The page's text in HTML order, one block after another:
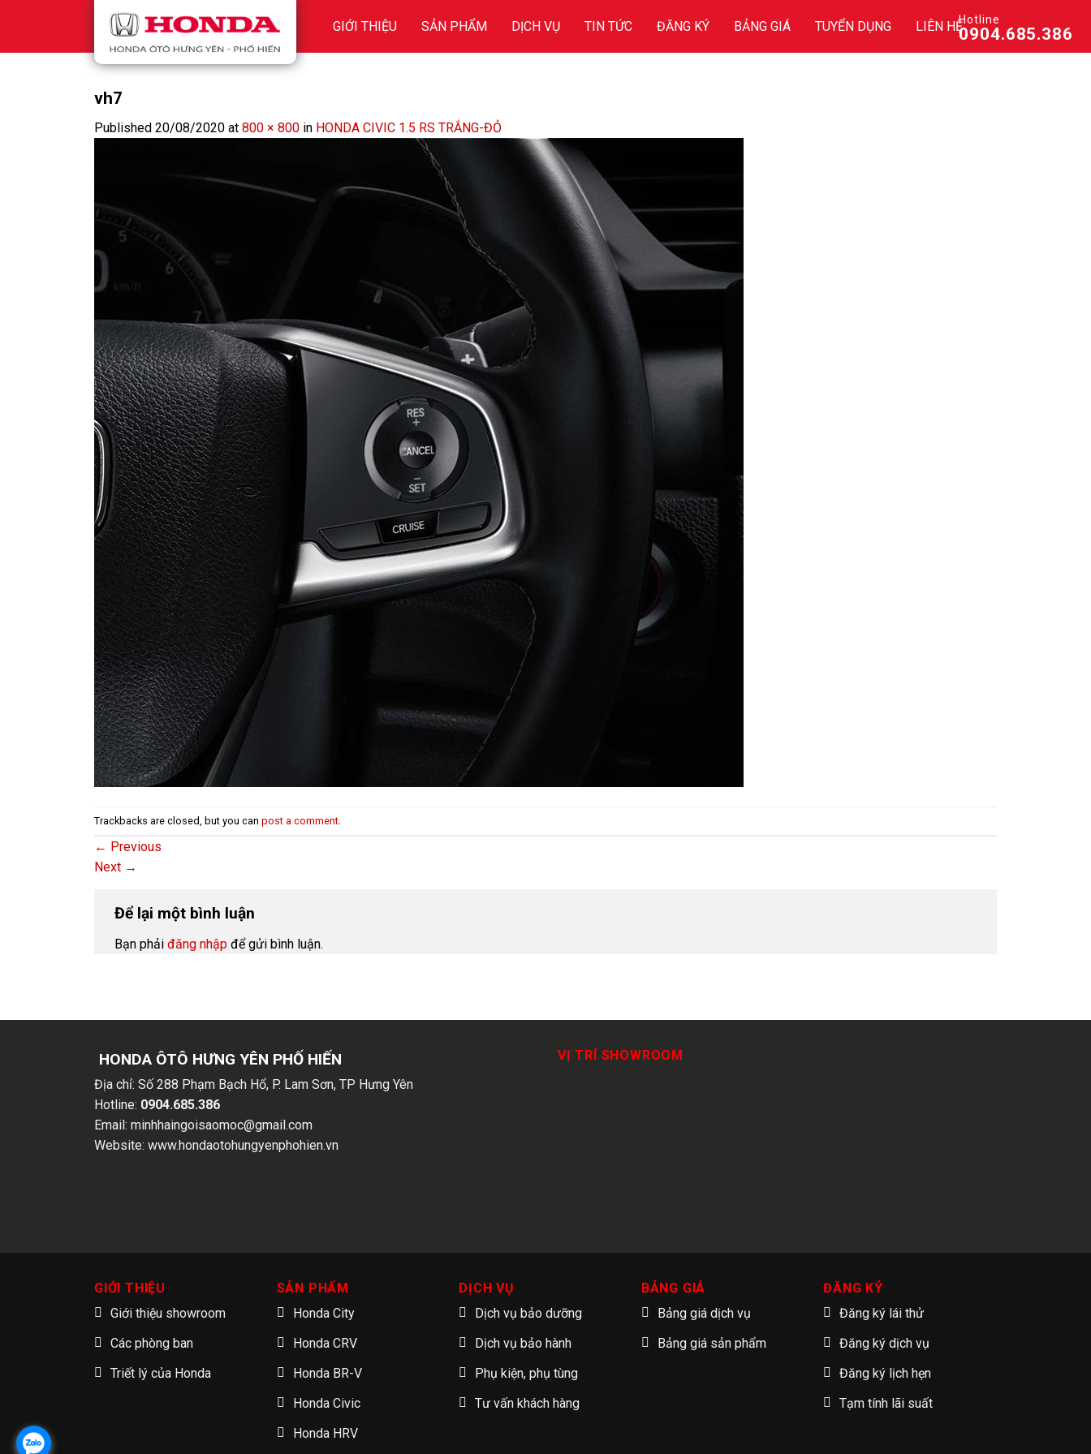
content
GIỚI THIỆU SẢN PHẨM DỊCH VỤ TIN TỨC ĐĂNG KÝ BẢNG GIÁ TUYỂN DỤNG LIÊN HỆHotline
0904.685.386
vh7
Published 20/08/2020 at 800 × 800 in HONDA CIVIC 1.5 RS TRẮNG-ĐỎ
Trackbacks are closed, but you can post a comment
← Previous
Next →
Để lại một bình luận
Bạn phải đăng nhập để gửi bình luận.
HONDA ÔTÔ HƯNG YÊN PHỐ HIẾN
Địa chỉ: Số 288 Phạm Bạch Hổ, P. Lam Sơn, TP Hưng Yên
Hotline: 0904.685.386
Email: minhhaingoisaomoc@gmail.com
Website: www.hondaotohungyenphohien.vn
VỊ TRÍ SHOWROOM
GIỚI THIỆU
Giới thiệu showroom
Các phòng ban
Triết lý của Honda
SẢN PHẨM
Honda City
Honda CRV
Honda BR-V
Honda Civic
Honda HRV
DỊCH VỤ
Dịch vụ bảo dưỡng
Dịch vụ bảo hành
Phụ kiện, phụ tùng
Tư vấn khách hàng
BẢNG GIÁ
Bảng giá dịch vụ
Bảng giá sản phẩm
ĐĂNG KÝ
Đăng ký lái thử
Đăng ký dịch vụ
Đăng ký lịch hẹn
Tạm tính lãi suất